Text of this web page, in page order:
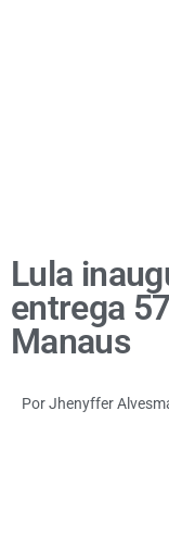
Lula
entrega
Manaus
PorJhenyffer Alves